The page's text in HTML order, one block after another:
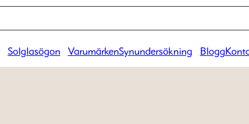
Solglasögon VarumärkenSynundersökning Blogg